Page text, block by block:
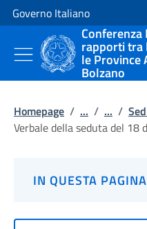
Vai al contenuto
Vai alla navigazione del sito
Governo Italiano
rapporti tra
le Province
Bolzano
Homepage / ... / ... /
Verbale della seduta del 18
IN QUESTA PAGINA